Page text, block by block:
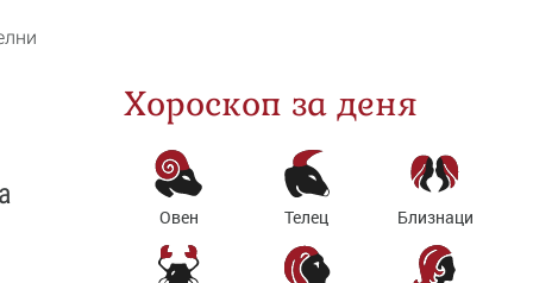
Хороскоп за деня
Овен Телец Близнаци